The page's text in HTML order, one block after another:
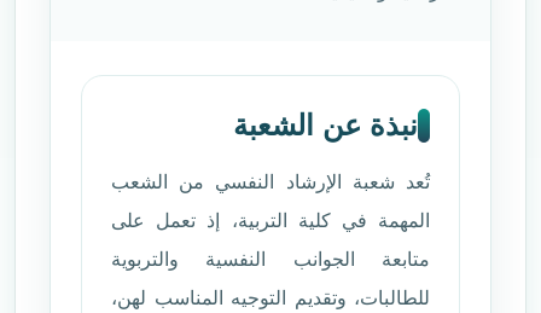
نبذة عن الشعبة
تُعد شعبة الإرشاد النفسي من الشعب
المهمة في كلية التربية، إذ تعمل على
متابعة الجوانب النفسية والتربوية
للطالبات، وتقديم التوجيه المناسب لهن،